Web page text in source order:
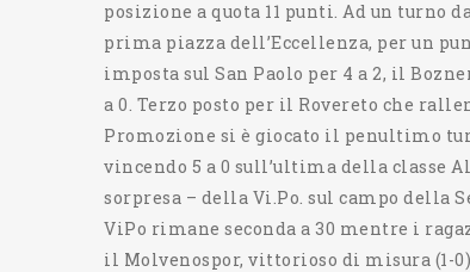
posizione a quota 11 punti. Ad un turno
prima piazza dell’Eccellenza, per un
imposta sul San Paolo per 4 a 2, il
a 0. Terzo posto per il Rovereto che
Promozione si è giocato il penultimo
vincendo 5 a 0 sull’ultima della classe
sorpresa – della Vi.Po. sul campo della
ViPo rimane seconda a 30 mentre i
il Molvenospor, vittorioso di misura (1-